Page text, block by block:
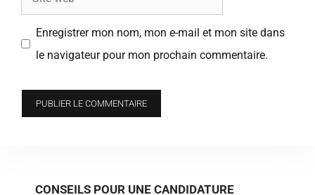
web
Enregistrer mon nom, mon e-mail et mon site dans
le navigateur pour mon prochain commentaire.
CONSEILS POUR UNE CANDIDATURE